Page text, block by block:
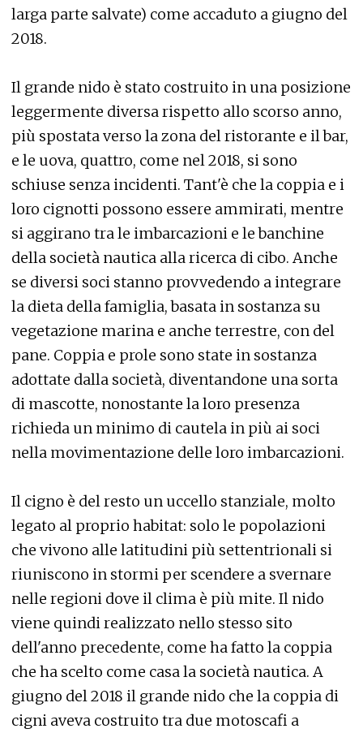
larga parte salvate) come accaduto a giugno del
2018.
Il grande nido è stato costruito in una posizione
leggermente diversa rispetto allo scorso anno,
più spostata verso la zona del ristorante e il bar,
e le uova, quattro, come nel 2018, si sono
schiuse senza incidenti. Tant'è che la coppia e i
loro cignotti possono essere ammirati, mentre
si aggirano tra le imbarcazioni e le banchine
della società nautica alla ricerca di cibo. Anche
se diversi soci stanno provvedendo a integrare
la dieta della famiglia, basata in sostanza su
vegetazione marina e anche terrestre, con del
pane. Coppia e prole sono state in sostanza
adottate dalla società, diventandone una sorta
di mascotte, nonostante la loro presenza
richieda un minimo di cautela in più ai soci
nella movimentazione delle loro imbarcazioni.
Il cigno è del resto un uccello stanziale, molto
legato al proprio habitat: solo le popolazioni
che vivono alle latitudini più settentrionali si
riuniscono in stormi per scendere a svernare
nelle regioni dove il clima è più mite. Il nido
viene quindi realizzato nello stesso sito
dell'anno precedente, come ha fatto la coppia
che ha scelto come casa la società nautica. A
giugno del 2018 il grande nido che la coppia di
cigni aveva costruito tra due motoscafi a